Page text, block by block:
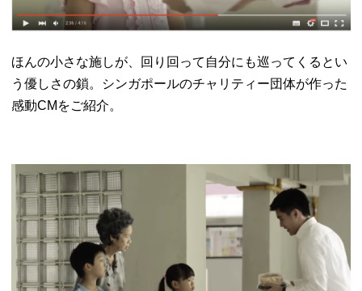
ほんの小さな施しが、回り回って自分にも巡ってくるとい
う優しさの鎖。シンガポールのチャリティー団体が作った
感動CMをご紹介。